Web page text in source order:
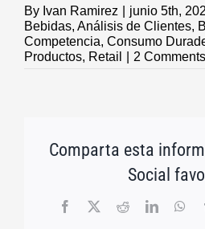
By Ivan Ramirez junio 5th,
Bebidas, Análisis de Clientes,
Competencia, Consumo
Productos, Retail 2 Comments
Comparta esta
Social
Facebook
X RedditLinkedIn